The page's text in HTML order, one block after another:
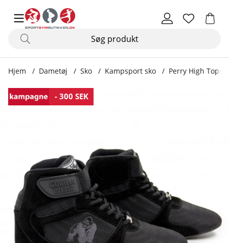
Hjem Dametøj Sko Kampsport sko Perry High Tops
- 300 SEK
Produktbilleder Perry High Tops Pro, black/black